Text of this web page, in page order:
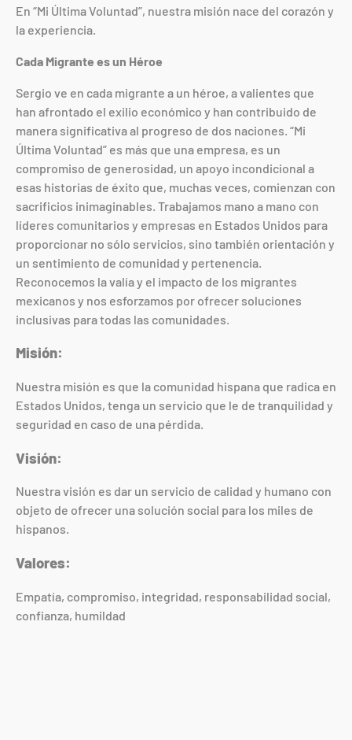
En “Mi Última Voluntad”, nuestra misión nace del corazón y
la experiencia.
Cada Migrante es un Héroe
Sergio ve en cada migrante a un héroe, a valientes que
han afrontado el exilio económico y han contribuido de
manera significativa al progreso de dos naciones. “Mi
Última Voluntad” es más que una empresa, es un
compromiso de generosidad, un apoyo incondicional a
esas historias de éxito que, muchas veces, comienzan con
sacrificios inimaginables. Trabajamos mano a mano con
líderes comunitarios y empresas en Estados Unidos para
proporcionar no sólo servicios, sino también orientación y
un sentimiento de comunidad y pertenencia.
Reconocemos la valía y el impacto de los migrantes
mexicanos y nos esforzamos por ofrecer soluciones
inclusivas para todas las comunidades.
Misión:
Nuestra misión es que la comunidad hispana que radica en
Estados Unidos, tenga un servicio que le de tranquilidad y
seguridad en caso de una pérdida.
Visión:
Nuestra visión es dar un servicio de calidad y humano con
objeto de ofrecer una solución social para los miles de
hispanos.
Valores:
Empatía, compromiso, integridad, responsabilidad social,
confianza, humildad